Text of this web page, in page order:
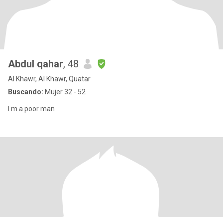
Abdul qahar, 48
Al Khawr, Al Khawr, Quatar
Buscando: Mujer 32 - 52
I m a poor man